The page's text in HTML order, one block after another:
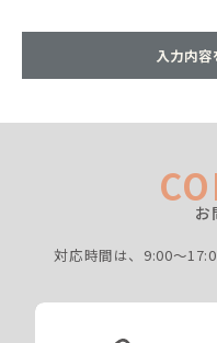
入力内容
お
対応時間は、9:00〜